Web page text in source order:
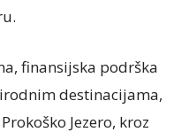
finansijska podrška
destinacijama,
Jezero, kroz